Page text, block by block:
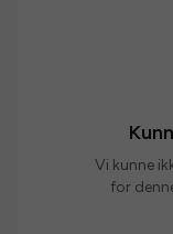
Vi kunne
for